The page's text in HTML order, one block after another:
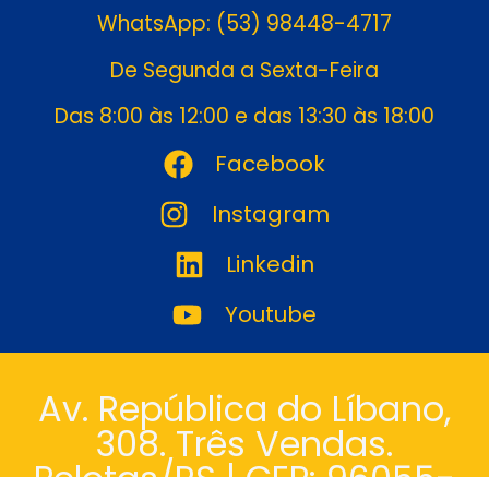
WhatsApp: (53) 98448-4717
De Segunda a Sexta-Feira
Das 8:00 às 12:00 e das 13:30 às 18:00
Facebook
Instagram
Linkedin
Youtube
Av. República do Líbano,
308. Três Vendas.